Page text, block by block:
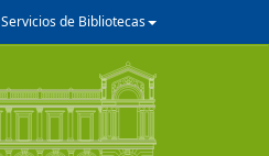
Servicios de Bibliotecas